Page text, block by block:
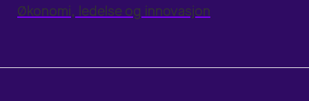
Økonomi, ledelse og innovasjon